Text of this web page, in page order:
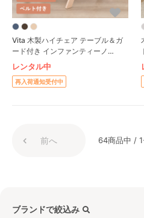
Vita 木製ハイチェア テーブル＆ガ
ード付き インファンティーノ
(infantino)
レンタル中
再入荷通知受付中
前へ 64商品中 /
ブランドで絞込み